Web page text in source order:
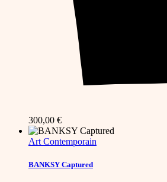
300,00 €
Art Contemporain
BANKSY Captured